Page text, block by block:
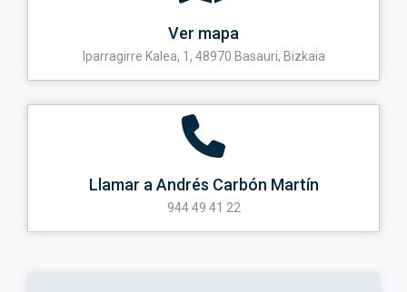
Ver mapa
Iparragirre Kalea, 1, 48970 Basauri, Bizkaia
Llamar a Andrés Carbón Martín
944 49 41 22